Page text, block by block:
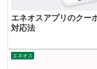
エネオスアプリのクー
対応法
エネオス